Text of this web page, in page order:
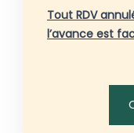
Tout RDV
l’avance est